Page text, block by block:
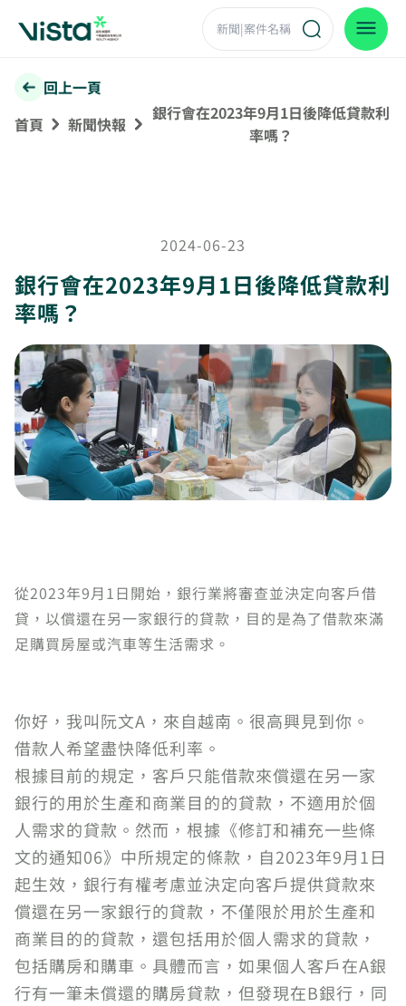
回上一頁
首頁
新聞快報
銀行會在2023年9月1日後降低貸款利
率嗎？
2024-06-23
銀行會在2023年9月1日後降低貸款利
率嗎？
從2023年9月1日開始，銀行業將審查並決定向客戶借
貸，以償還在另一家銀行的貸款，目的是為了借款來滿
足購買房屋或汽車等生活需求。
你好，我叫阮文A，來自越南。很高興見到你。
借款人希望盡快降低利率。
根據目前的規定，客戶只能借款來償還在另一家
銀行的用於生產和商業目的的貸款，不適用於個
人需求的貸款。然而，根據《修訂和補充一些條
文的通知06》中所規定的條款，自2023年9月1日
起生效，銀行有權考慮並決定向客戶提供貸款來
償還在另一家銀行的貸款，不僅限於用於生產和
商業目的的貸款，還包括用於個人需求的貸款，
包括購房和購車。具體而言，如果個人客戶在A銀
行有一筆未償還的購房貸款，但發現在B銀行，同